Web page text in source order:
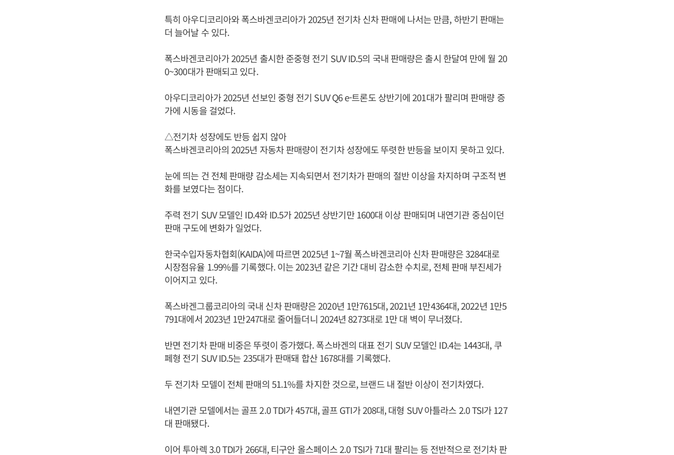
특히 아우디코리아와 폭스바겐코리아가 2025년 전기차 신차 판매에 나서는 만큼, 하반기 판매는
더 늘어날 수 있다.
폭스바겐코리아가 2025년 출시한 준중형 전기 SUV ID.5의 국내 판매량은 출시 한달여 만에 월 20
0~300대가 판매되고 있다.
아우디코리아가 2025년 선보인 중형 전기 SUV Q6 e-트론도 상반기에 201대가 팔리며 판매량 증
가에 시동을 걸었다.
△전기차 성장에도 반등 쉽지 않아
폭스바겐코리아의 2025년 자동차 판매량이 전기차 성장에도 뚜렷한 반등을 보이지 못하고 있다.
눈에 띄는 건 전체 판매량 감소세는 지속되면서 전기차가 판매의 절반 이상을 차지하며 구조적 변
화를 보였다는 점이다.
주력 전기 SUV 모델인 ID.4와 ID.5가 2025년 상반기만 1600대 이상 판매되며 내연기관 중심이던
판매 구도에 변화가 일었다.
한국수입자동차협회(KAIDA)에 따르면 2025년 1~7월 폭스바겐코리아 신차 판매량은 3284대로
시장점유율 1.99%를 기록했다. 이는 2023년 같은 기간 대비 감소한 수치로, 전체 판매 부진세가
이어지고 있다.
폭스바겐그룹코리아의 국내 신차 판매량은 2020년 1만7615대, 2021년 1만4364대, 2022년 1만5
791대에서 2023년 1만247대로 줄어들더니 2024년 8273대로 1만 대 벽이 무너졌다.
반면 전기차 판매 비중은 뚜렷이 증가했다. 폭스바겐의 대표 전기 SUV 모델인 ID.4는 1443대, 쿠
페형 전기 SUV ID.5는 235대가 판매돼 합산 1678대를 기록했다.
두 전기차 모델이 전체 판매의 51.1%를 차지한 것으로, 브랜드 내 절반 이상이 전기차였다.
내연기관 모델에서는 골프 2.0 TDI가 457대, 골프 GTI가 208대, 대형 SUV 아틀라스 2.0 TSI가 127
대 판매됐다.
이어 투아렉 3.0 TDI가 266대, 티구안 올스페이스 2.0 TSI가 71대 팔리는 등 전반적으로 전기차 판